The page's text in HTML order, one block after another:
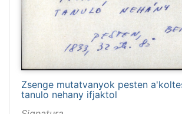
Zsenge mutatvanyok pesten
tanulo nehany ifjaktol